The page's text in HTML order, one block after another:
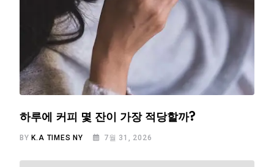
하루에 커피 몇 잔이 가장 적당할까?
BYK.A TIMES NY 7월 31, 2026